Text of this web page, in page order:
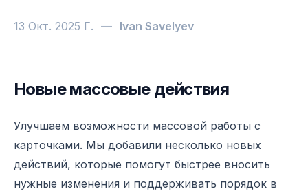
13 Окт. 2025 Г. — Ivan Savelyev
Shtab 2.4.1: Больше массовых действий,
Новые массовые действия
Улучшаем возможности массовой работы с
карточками. Мы добавили несколько новых
действий, которые помогут быстрее вносить
нужные изменения и поддерживать порядок в